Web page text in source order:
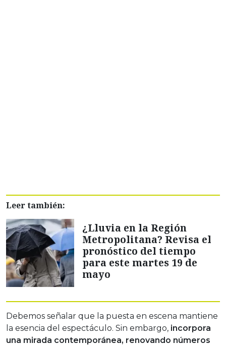
Leer también:
¿Lluvia en la Región
Metropolitana? Revisa el
pronóstico del tiempo
para este martes 19 de
mayo
Debemos señalar que la puesta en escena mantiene
la esencia del espectáculo. Sin embargo, incorpora
una mirada contemporánea, renovando números